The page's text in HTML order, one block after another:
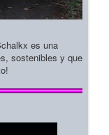
es una
sostenibles y que